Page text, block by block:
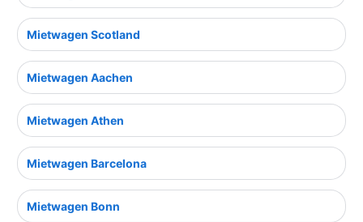
Mietwagen Scotland
Mietwagen Aachen
Mietwagen Athen
Mietwagen Barcelona
Mietwagen Bonn